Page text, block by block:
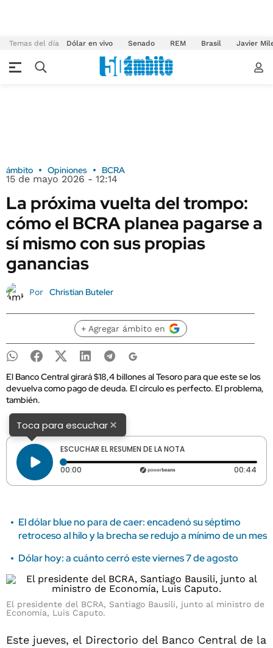
Temas del día Dólar en vivo Senado REM Brasil Javier
ámbito Opiniones BCRA
15 de mayo 2026 - 12:14
La próxima vuelta del trompo:
cómo el BCRA planea pagarse a
sí mismo con sus propias
ganancias
Por Christian Buteler
+ Agregar ámbito en
El Banco Central girará $18,4 billones al Tesoro para que este se los
devuelva como pago de deuda. El círculo es perfecto. El problema,
también.
Toca para escuchar×
ESCUCHAR EL RESUMEN DE LA NOTA
00:00 Tiempo transcurrido: 0 segundos 00:44
El dólar blue no para de caer: encadenó su séptimo
retroceso al hilo y la brecha se redujo a mínimo de un mes
Dólar hoy: a cuánto cerró este viernes 7 de agosto
El presidente del BCRA, Santiago Bausili, junto al ministro de
Economía, Luis Caputo.
Este jueves, el Directorio del Banco Central de la